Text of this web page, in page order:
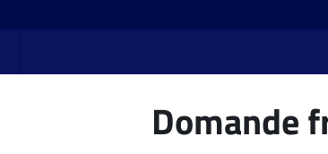
Domande